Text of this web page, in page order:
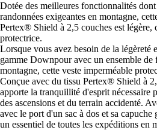
Dotée des meilleures fonctionnalités
randonnées exigeantes en montagne,
Pertex® Shield à 2,5 couches est légère,
protectrice.
Lorsque vous avez besoin de la légèreté
gamme Downpour avec un ensemble de
montagne, cette veste imperméable
Conçue avec du tissu Pertex® Shield à
apporte la tranquillité d'esprit nécessaire
des ascensions et du terrain accidenté.
avec le port d'un sac à dos et sa capuche
un essentiel de toutes les expéditions en